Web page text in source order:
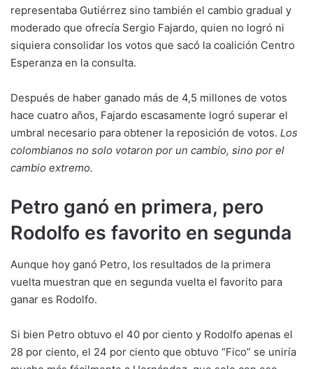
representaba Gutiérrez sino también el cambio gradual y
moderado que ofrecía Sergio Fajardo, quien no logró ni
siquiera consolidar los votos que sacó la coalición Centro
Esperanza en la consulta.
Después de haber ganado más de 4,5 millones de votos
hace cuatro años, Fajardo escasamente logró superar el
umbral necesario para obtener la reposición de votos. Los
colombianos no solo votaron por un cambio, sino por el
cambio extremo.
Petro ganó en primera, pero
Rodolfo es favorito en segunda
Aunque hoy ganó Petro, los resultados de la primera
vuelta muestran que en segunda vuelta el favorito para
ganar es Rodolfo.
Si bien Petro obtuvo el 40 por ciento y Rodolfo apenas el
28 por ciento, el 24 por ciento que obtuvo “Fico” se uniría